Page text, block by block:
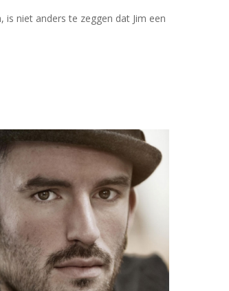
is niet anders te zeggen dat Jim een